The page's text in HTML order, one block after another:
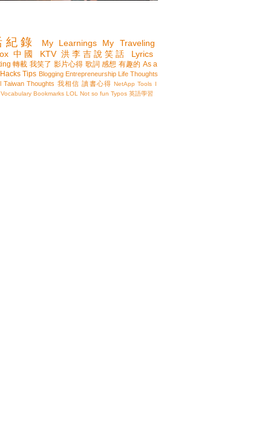
紀錄 My Learnings
My Traveling
中國 KTV 洪李吉說笑話 Lyrics
轉載 我笑了 影片心得 歌詞 感想 有趣的 As a
Hacks Tips Blogging Entrepreneurship Life Thoughts
Taiwan Thoughts 我相信 讀書心得 NetApp Tools I
Vocabulary Bookmarks LOL Not so fun Typos 英語學習